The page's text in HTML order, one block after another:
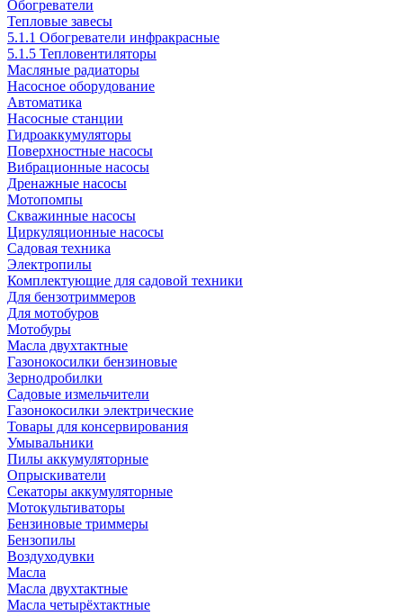
Обогреватели
Тепловые завесы
5.1.1 Обогреватели инфракрасные
5.1.5 Тепловентиляторы
Масляные радиаторы
Насосное оборудование
Автоматика
Насосные станции
Гидроаккумуляторы
Поверхностные насосы
Вибрационные насосы
Дренажные насосы
Мотопомпы
Скважинные насосы
Циркуляционные насосы
Садовая техника
Электропилы
Комплектующие для садовой техники
Для бензотриммеров
Для мотобуров
Мотобуры
Масла двухтактные
Газонокосилки бензиновые
Зернодробилки
Садовые измельчители
Газонокосилки электрические
Товары для консервирования
Умывальники
Пилы аккумуляторные
Опрыскиватели
Секаторы аккумуляторные
Мотокультиваторы
Бензиновые триммеры
Бензопилы
Воздуходувки
Масла
Масла двухтактные
Масла четырёхтактные